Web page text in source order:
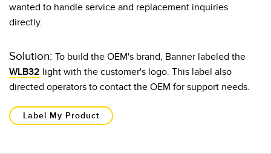
wanted to handle service and replacement inquiries
directly.
Solution: To build the OEM's brand, Banner labeled the
WLB32 light with the customer's logo. This label also
directed operators to contact the OEM for support needs.
Label My Product